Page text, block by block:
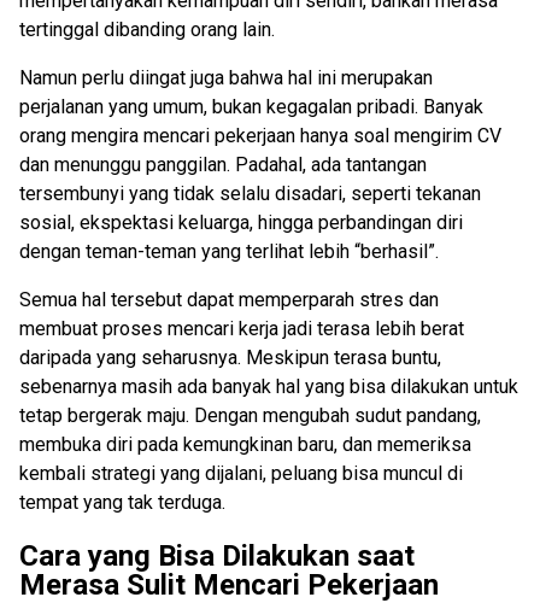
tertinggal dibanding orang lain.
Namun perlu diingat juga bahwa hal ini merupakan
perjalanan yang umum, bukan kegagalan pribadi. Banyak
orang mengira mencari pekerjaan hanya soal mengirim CV
dan menunggu panggilan. Padahal, ada tantangan
tersembunyi yang tidak selalu disadari, seperti tekanan
sosial, ekspektasi keluarga, hingga perbandingan diri
dengan teman-teman yang terlihat lebih “berhasil”.
Semua hal tersebut dapat memperparah stres dan
membuat proses mencari kerja jadi terasa lebih berat
daripada yang seharusnya. Meskipun terasa buntu,
sebenarnya masih ada banyak hal yang bisa dilakukan untuk
tetap bergerak maju. Dengan mengubah sudut pandang,
membuka diri pada kemungkinan baru, dan memeriksa
kembali strategi yang dijalani, peluang bisa muncul di
tempat yang tak terduga.
Cara yang Bisa Dilakukan saat
Merasa Sulit Mencari Pekerjaan